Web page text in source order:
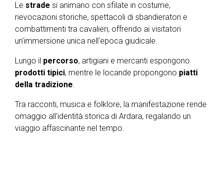
Le strade si animano con sfilate in costume,
rievocazioni storiche, spettacoli di sbandieratori e
combattimenti tra cavalieri, offrendo ai visitatori
un'immersione unica nell'epoca giudicale.
Lungo il percorso, artigiani e mercanti espongono
prodotti tipici, mentre le locande propongono piatti
della tradizione.
Tra racconti, musica e folklore, la manifestazione rende
omaggio all'identità storica di Ardara, regalando un
viaggio affascinante nel tempo.